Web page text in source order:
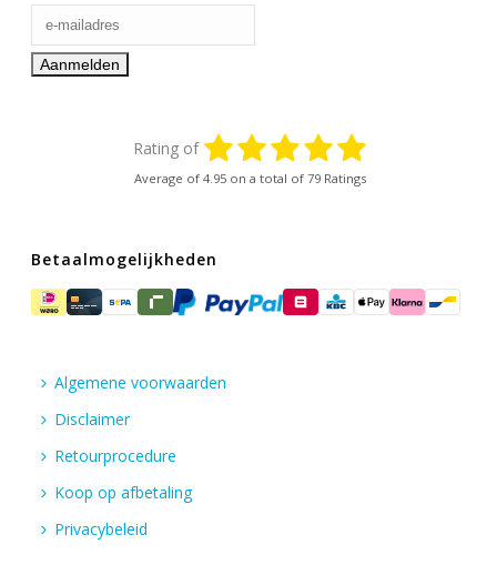
Rating of
Average of 4.95 on a total of 79 Ratings
Betaalmogelijkheden
Algemene voorwaarden
Disclaimer
Retourprocedure
Koop op afbetaling
Privacybeleid